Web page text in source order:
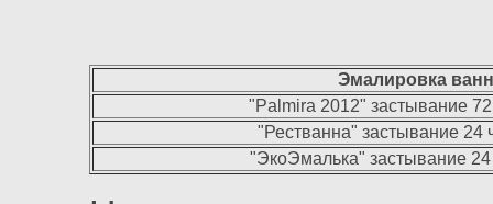
Эмалировка
"Palmira 2012" застывание
"Рестванна" застывание 24
"ЭкоЭмалька" застывание